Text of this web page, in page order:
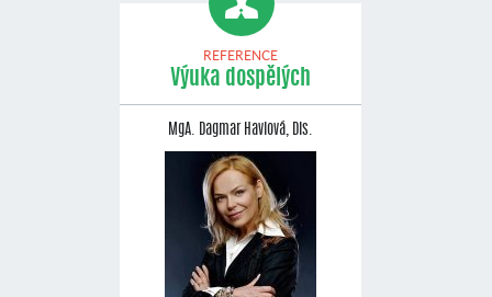
REFERENCE
Výuka dospělých
MgA. Dagmar Havlová, Dis.